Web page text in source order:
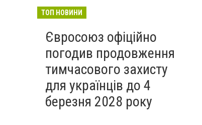
ТОП НОВИНИ
Євросоюз офіційно
погодив продовження
тимчасового захисту
для українців до 4
березня 2028 року